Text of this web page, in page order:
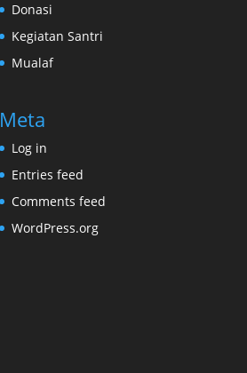
Donasi
Kegiatan Santri
Mualaf
Meta
Log in
Entries feed
Comments feed
WordPress.org